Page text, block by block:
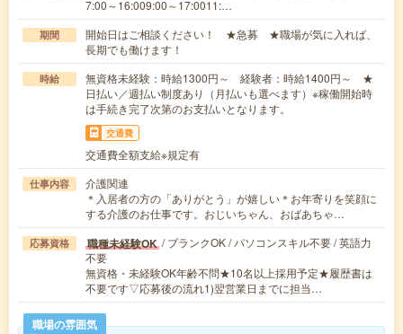
7:00～16:009:00～17:0011:…
期間
開始日はご相談ください！ ★急募 ★職場が気に入れば、
長期でも働けます！
時給
無資格未経験：時給1300円～ 経験者：時給1400円～ ★
日払い／週払い制度あり（月払いも選べます）※稼働開始時
は手続き完了次第のお支払いとなります。
交通費
交通費全額支給※規定有
仕事内容
介護関連
＊入居者の方の「ありがとう」が嬉しい＊お年寄りを笑顔に
する介護のお仕事です。おじいちゃん、おばあちゃ…
応募資格 職種未経験OK / ブランクOK / パソコンスキル不要 / 英語力
不要
無資格・未経験OK年齢不問★10名以上採用予定★履歴書は
不要です▽応募後の流れ1)翌営業日までに担当…
職場の雰囲気